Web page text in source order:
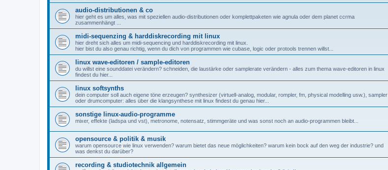
audio-distributionen & co
hier geht es um alles, was mit speziellen audio-distributionen oder komplettpaketen wie agnula oder dem planet ccrma
zusammenhängt ...
midi-sequenzing & harddiskrecording mit linux
hier dreht sich alles um midi-sequencing und harddiskrecording mit linux.
hier bist du also genau richtig, wenn du dich von programmen wie cubase, logic oder protools trennen willst...
linux wave-editoren / sample-editoren
du willst eine sounddatei verändern? schneiden, die laustärke oder samplerate verändern - alles zum thema wave-editoren in linux
findest du hier...
linux softsynths
dein computer soll auch eigene töne erzeugen? synthesizer (virtuell-analog, modular, rompler, fm, physical modelling usw.), sampler
oder drumcomputer: alles über die klangsynthese mit linux findest du genau hier...
sonstige linux-audio-programme
mixer, effekte (ladspa und vst), metronome, notensatz, stimmgeräte und was sonst noch an audio-programmen bleibt...
opensource & politik & musik
warum opensource wie linux verwenden? warum bietet das neue möglichkeiten? warum kein bock auf den weg der industrie? und
was denkst du darüber?
recording & studiotechnik allgemein